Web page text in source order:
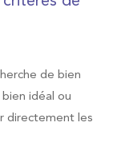
de bien
idéal ou
directement les